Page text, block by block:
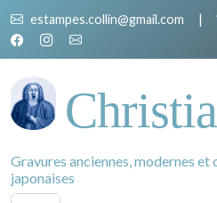
estampes.collin@gmail.com |
Gravures anciennes, modernes
japonaises